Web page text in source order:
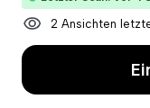
2 Ansichten